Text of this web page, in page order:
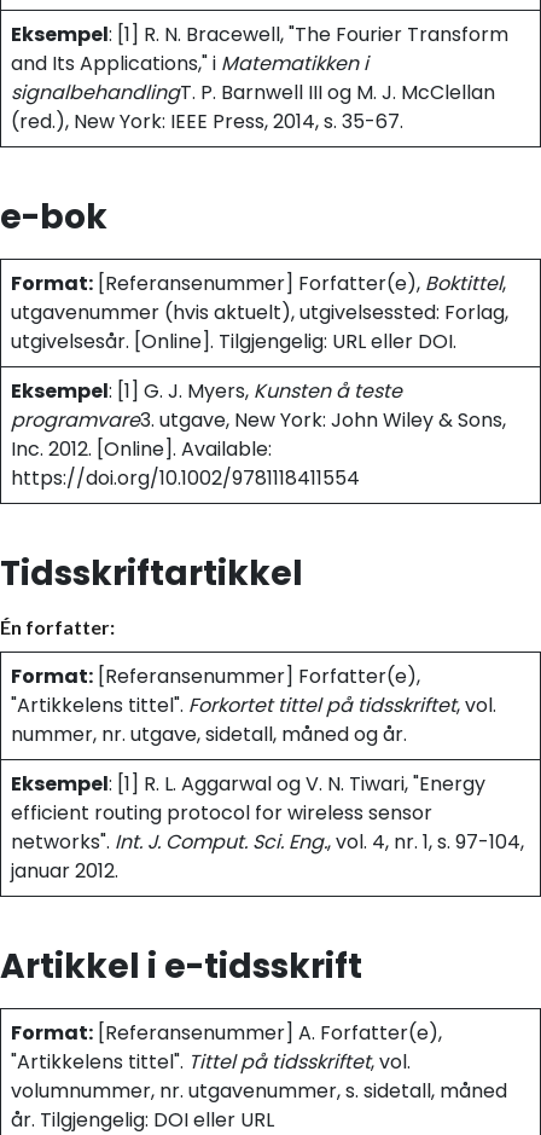
Eksempel: [1] R. N. Bracewell, "The Fourier Transform
and Its Applications," i Matematikken i
signalbehandlingT. P. Barnwell III og M. J. McClellan
(red.), New York: IEEE Press, 2014, s. 35-67.
e-bok
Format: [Referansenummer] Forfatter(e), Boktittel,
utgavenummer (hvis aktuelt), utgivelsessted: Forlag,
utgivelsesår. [Online]. Tilgjengelig: URL eller DOI.
Eksempel: [1] G. J. Myers, Kunsten å teste
programvare3. utgave, New York: John Wiley & Sons,
Inc. 2012. [Online]. Available:
https://doi.org/10.1002/9781118411554
Tidsskriftartikkel
Én forfatter:
Format: [Referansenummer] Forfatter(e),
"Artikkelens tittel". Forkortet tittel på tidsskriftet, vol.
nummer, nr. utgave, sidetall, måned og år.
Eksempel: [1] R. L. Aggarwal og V. N. Tiwari, "Energy
efficient routing protocol for wireless sensor
networks". Int. J. Comput. Sci. Eng., vol. 4, nr. 1, s. 97-104,
januar 2012.
Artikkel i e-tidsskrift
Format: [Referansenummer] A. Forfatter(e),
"Artikkelens tittel". Tittel på tidsskriftet, vol.
volumnummer, nr. utgavenummer, s. sidetall, måned
år. Tilgjengelig: DOI eller URL